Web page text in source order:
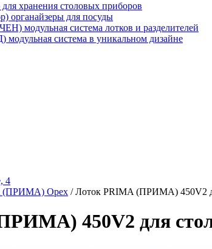
хранения столовых приборов
органайзеры для посуды
модульная система лотков и разделителей
система в уникальном дизайне
4
(ПРИМА) Орех / Лоток PRIMA (ПРИМА) 450V2
450V2 для стол.